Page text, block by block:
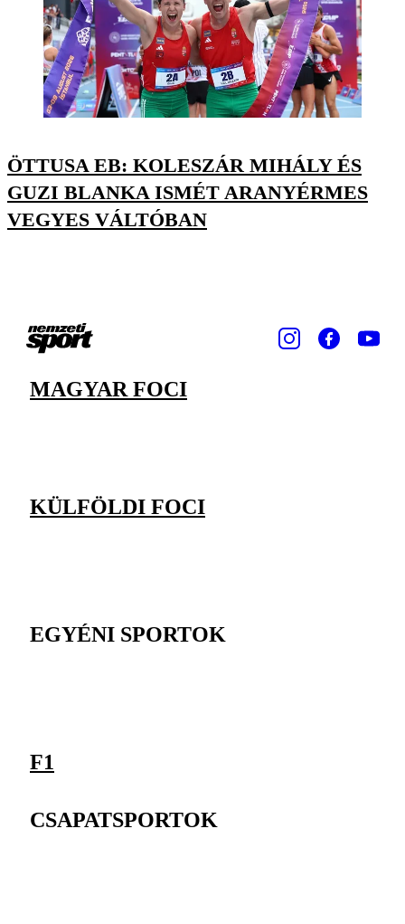
ÖTTUSA EB: KOLESZÁR MIHÁLY ÉS
GUZI BLANKA ISMÉT ARANYÉRMES
VEGYES VÁLTÓBAN
MAGYAR FOCI
KÜLFÖLDI FOCI
EGYÉNI SPORTOK
F1
CSAPATSPORTOK